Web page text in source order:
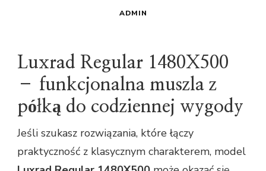
ADMIN
Luxrad Regular 1480X500
– funkcjonalna muszla z
półką do codziennej wygody
Jeśli szukasz rozwiązania, które łączy
praktyczność z klasycznym charakterem, model